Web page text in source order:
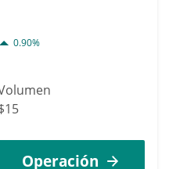
0.90%
Operación